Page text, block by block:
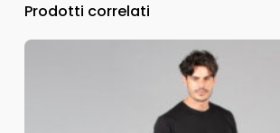
Prodotti correlati